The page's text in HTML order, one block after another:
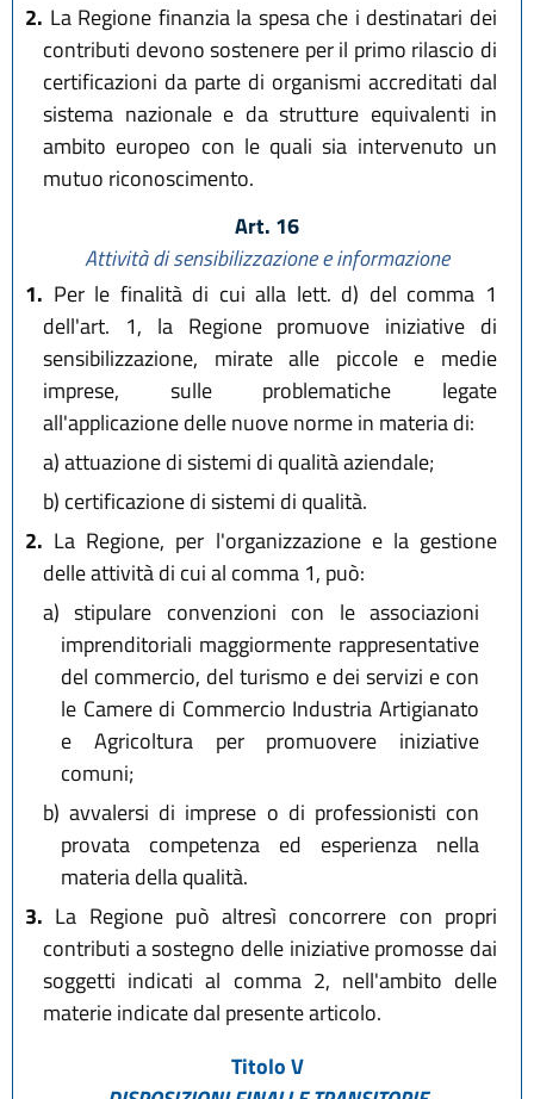
2. La Regione finanzia la spesa che i destinatari dei
contributi devono sostenere per il primo rilascio di
certificazioni da parte di organismi accreditati dal
sistema nazionale e da strutture equivalenti in
ambito europeo con le quali sia intervenuto un
mutuo riconoscimento.
Art. 16
Attività di sensibilizzazione e informazione
1. Per le finalità di cui alla lett. d) del comma 1
dell'art. 1, la Regione promuove iniziative di
sensibilizzazione, mirate alle piccole e medie
imprese, sulle problematiche legate
all'applicazione delle nuove norme in materia di:
a)attuazione di sistemi di qualità aziendale;
b) certificazione di sistemi di qualità.
2. La Regione, per l'organizzazione e la gestione
delle attività di cui al comma 1, può:
a) stipulare convenzioni con le associazioni
imprenditoriali maggiormente rappresentative
del commercio, del turismo e dei servizi e con
le Camere di Commercio Industria Artigianato
e Agricoltura per promuovere iniziative
comuni;
b) avvalersi di imprese o di professionisti con
provata competenza ed esperienza nella
materia della qualità.
3. La Regione può altresì concorrere con propri
contributi a sostegno delle iniziative promosse dai
soggetti indicati al comma 2, nell'ambito delle
materie indicate dal presente articolo.
Titolo V